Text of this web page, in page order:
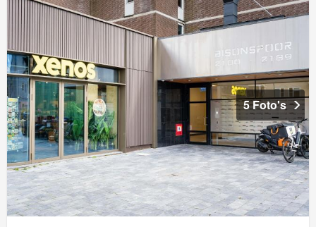
5 Foto's